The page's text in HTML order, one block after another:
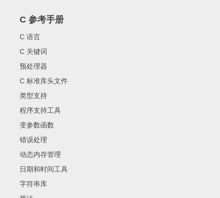
C 参考手册
C 语言
C 关键词
预处理器
C 标准库头文件
类型支持
程序支持工具
变参数函数
错误处理
动态内存管理
日期和时间工具
字符串库